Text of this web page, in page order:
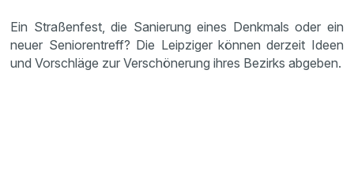
Ein Straßenfest, die Sanierung eines Denkmals oder ein
neuer Seniorentreff? Die Leipziger können derzeit Ideen
und Vorschläge zur Verschönerung ihres Bezirks abgeben.